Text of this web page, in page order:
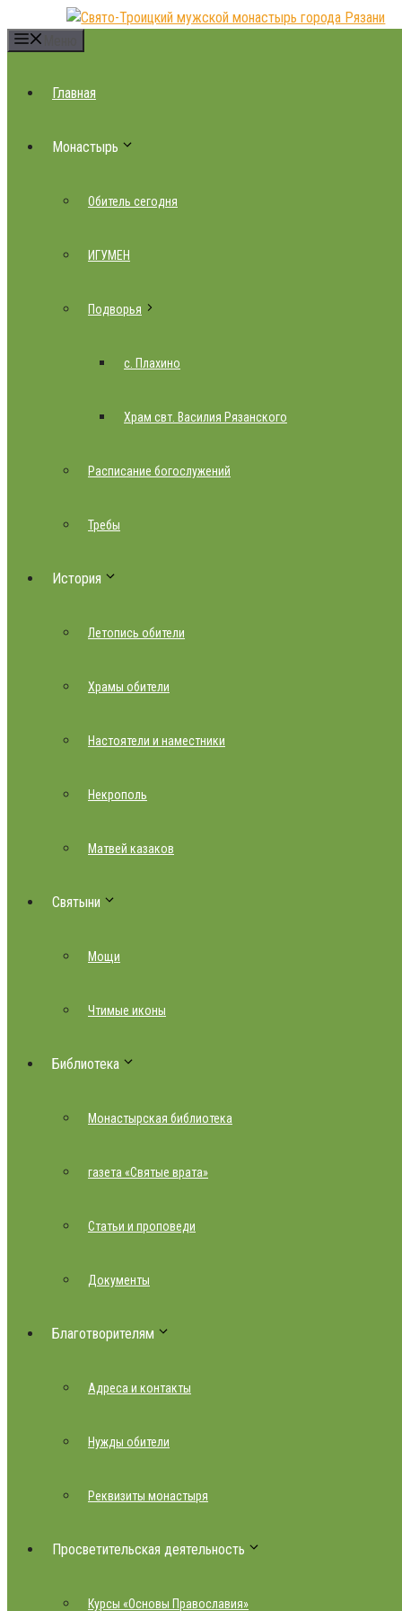
Главная
Монастырь
Обитель сегодня
ИГУМЕН
Подворья
с. Плахино
Храм свт. Василия Рязанского
Расписание богослужений
Требы
История
Летопись обители
Храмы обители
Настоятели и наместники
Некрополь
Матвей казаков
Святыни
Мощи
Чтимые иконы
Библиотека
Монастырская библиотека
газета «Святые врата»
Статьи и проповеди
Документы
Благотворителям
Адреса и контакты
Нужды обители
Реквизиты монастыря
Просветительская деятельность
Курсы «Основы Православия»